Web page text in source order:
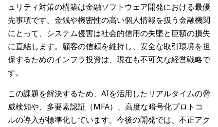
ュリティ対策の構築は金融ソフトウェア開発における最優
先事項です。金銭や機密性の高い個人情報を扱う金融機関
にとって、システム侵害は社会的信用の失墜と巨額の損失
に直結します。顧客の信頼を維持し、安全な取引環境を担
保するためのインフラ投資は、現在も不可欠な経営戦略で
す。
この課題を解決するため、AIを活用したリアルタイムの脅
威検知や、多要素認証（MFA）、高度な暗号化プロトコ
ルの導入が標準化しています。今後の開発では、不正アク